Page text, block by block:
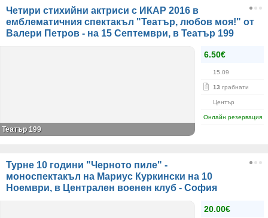
Четири стихийни актриси с ИКАР 2016 в
емблематичния спектакъл "Театър, любов моя!" от
Валери Петров - на 15 Септември, в Театър 199
6.50€
15.09
13 грабнати
Център
Онлайн резервация
Театър 199
Турне 10 години "Черното пиле" -
моноспектакъл на Мариус Куркински на 10
Ноември, в Централен военен клуб - София
20.00€